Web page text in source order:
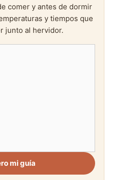
comer y antes de dormir
y tiempos que
junto al hervidor.
mi guía